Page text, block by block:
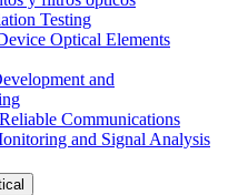
Testing
Optical Elements
and
Communications
and Signal Analysis